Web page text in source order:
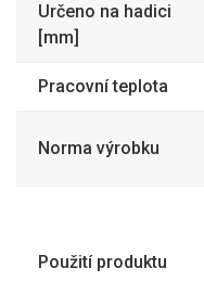
3470MB50AL
3470MB80AL
Určeno na hadici
[mm]
Pracovní teplota
Norma výrobku
Použití produktu